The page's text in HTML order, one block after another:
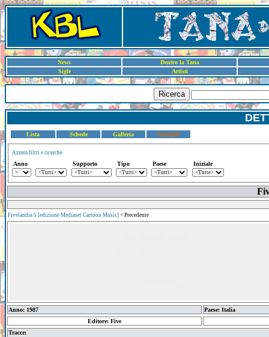
News
Dentro la Tana
Sigle
Artisti
Ricerca
Lista Schede Galleria Dettaglio
Azzera filtri e ricerche
Anno Supporto Tipo Paese Iniziale
Fivelandia 5 [edizione Mediaset Cartoon Music] < Precedente
Anno: 1987
Paese: Italia
Editore: Five
Tracce: